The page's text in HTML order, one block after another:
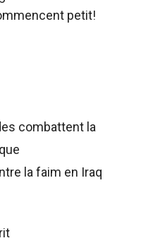
petit!
combattent la
la faim en Iraq